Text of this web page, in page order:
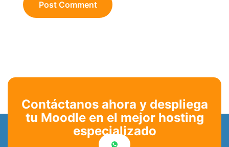
Contáctanos ahora y despliega
tu Moodle en el mejor hosting
especializado